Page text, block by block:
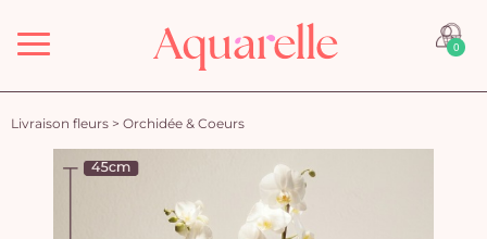
Menu 0
Livraison fleurs > Orchidée & Coeurs